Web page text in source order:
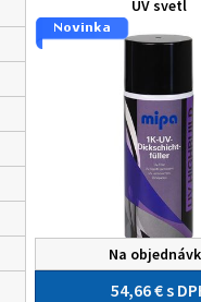
UV svetl
Na
54,66 €s